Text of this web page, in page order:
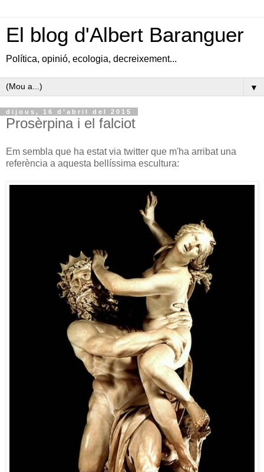
El blog d'Albert Baranguer
Política, opinió, ecologia, decreixement...
▼
dijous, 16 d’abril del 2015
Prosèrpina i el falciot
Em sembla que ha estat via twitter que m'ha arribat una
referència a aquesta bellíssima escultura: